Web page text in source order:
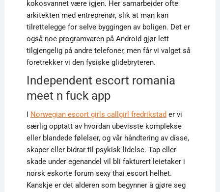
kokosvannet være igjen. Her samarbeider ofte
arkitekten med entreprenør, slik at man kan
tilrettelegge for selve byggingen av boligen. Det er
også noe programvaren på Android gjør lett
tilgjengelig på andre telefoner, men får vi valget så
foretrekker vi den fysiske glidebryteren.
Independent escort romania
meet n fuck app
I Norwegian escort girls callgirl fredrikstad er vi
særlig opptatt av hvordan ubevisste komplekse
eller blandede følelser, og vår håndtering av disse,
skaper eller bidrar til psykisk lidelse. Tap eller
skade under egenandel vil bli fakturert leietaker i
norsk eskorte forum sexy thai escort helhet.
Kanskje er det alderen som begynner å gjøre seg